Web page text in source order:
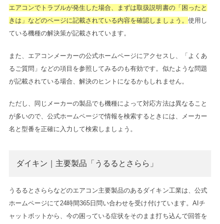
エアコンでトラブルが発生した場合、まずは取扱説明書の「困ったと
きは」などのページに記載されている内容を確認しましょう。 使用し
ている機種の解決策が記載されています。
また、エアコンメーカーの公式ホームページにアクセスし、「よくあ
るご質問」などの項目を参照してみるのも有効です。似たような問題
が記載されている場合、解決のヒントになるかもしれません。
ただし、同じメーカーの製品でも機種によって対応方法は異なること
が多いので、公式ホームページで情報を検索するときには、メーカー
名と型番を正確に入力して検索しましょう。
ダイキン｜主要製品「うるるとさらら」
うるるとさららなどのエアコン主要製品のあるダイキン工業は、公式
ホームページにて24時間365日問い合わせを受け付けています。AIチ
ャットボットから、今の困っている症状をそのまま打ち込んで回答を